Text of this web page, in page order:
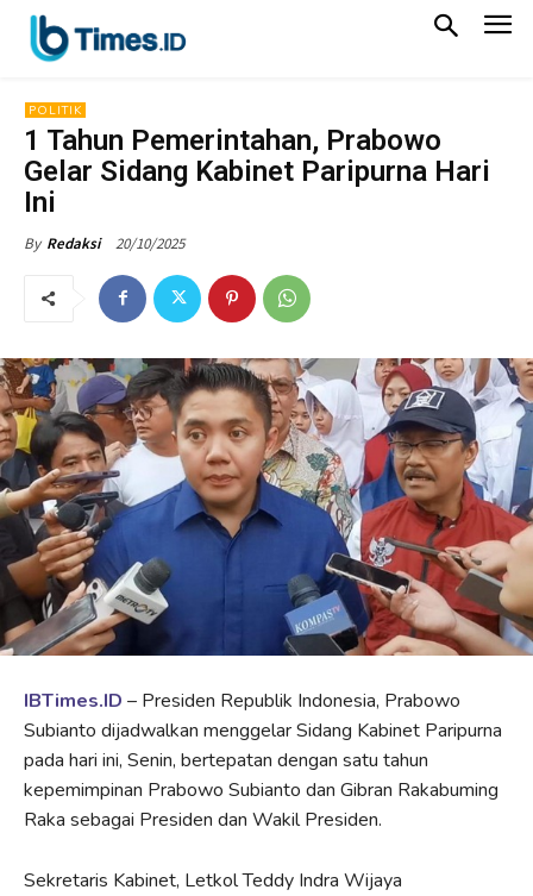
POLITIK
1 Tahun Pemerintahan, Prabowo
Gelar Sidang Kabinet Paripurna Hari
Ini
By Redaksi 20/10/2025
IBTimes.ID – Presiden Republik Indonesia, Prabowo
Subianto dijadwalkan menggelar Sidang Kabinet Paripurna
pada hari ini, Senin, bertepatan dengan satu tahun
kepemimpinan Prabowo Subianto dan Gibran Rakabuming
Raka sebagai Presiden dan Wakil Presiden.
Sekretaris Kabinet, Letkol Teddy Indra Wijaya